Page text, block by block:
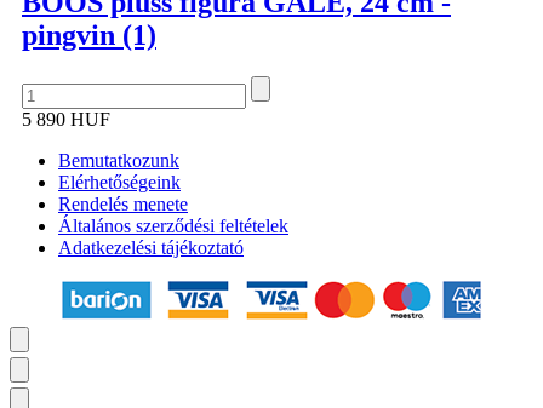
pingvin (1)
5 890 HUF
Bemutatkozunk
Elérhetőségeink
Rendelés menete
Általános szerződési feltételek
Adatkezelési tájékoztató